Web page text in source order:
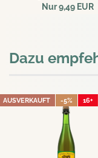
Nur 9,49 EUR
Dazu
AUSVERKAUFT -5% 16+